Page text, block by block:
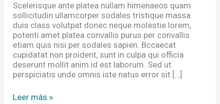
Scelerisque ante platea nullam himenaeos quam
sollicitudin ullamcorper sodales tristique massa
duis class volutpat donec neque molestie lorem,
potenti amet platea convallis purus per convallis
etiam quis nisi per sodales sapien. Bccaecat
cupidatat non proident, sunt in culpa qui officia
deserunt mollit anim id est laborum. Sed ut
perspiciatis unde omnis iste natus error sit […]
Leer más »